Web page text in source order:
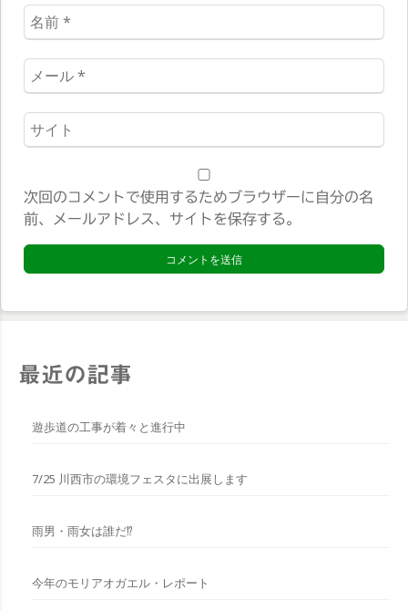
名
前
*
メ
ー
ル
ウ
ェ
イ
ト
*
次回のコメントで使用するためブラウザーに自分の名
前、メールアドレス、サイトを保存する。
最近の記事
遊歩道の工事が着々と進行中
7/25 川西市の環境フェスタに出展します
雨男・雨女は誰だ⁉︎
今年のモリアオガエル・レポート